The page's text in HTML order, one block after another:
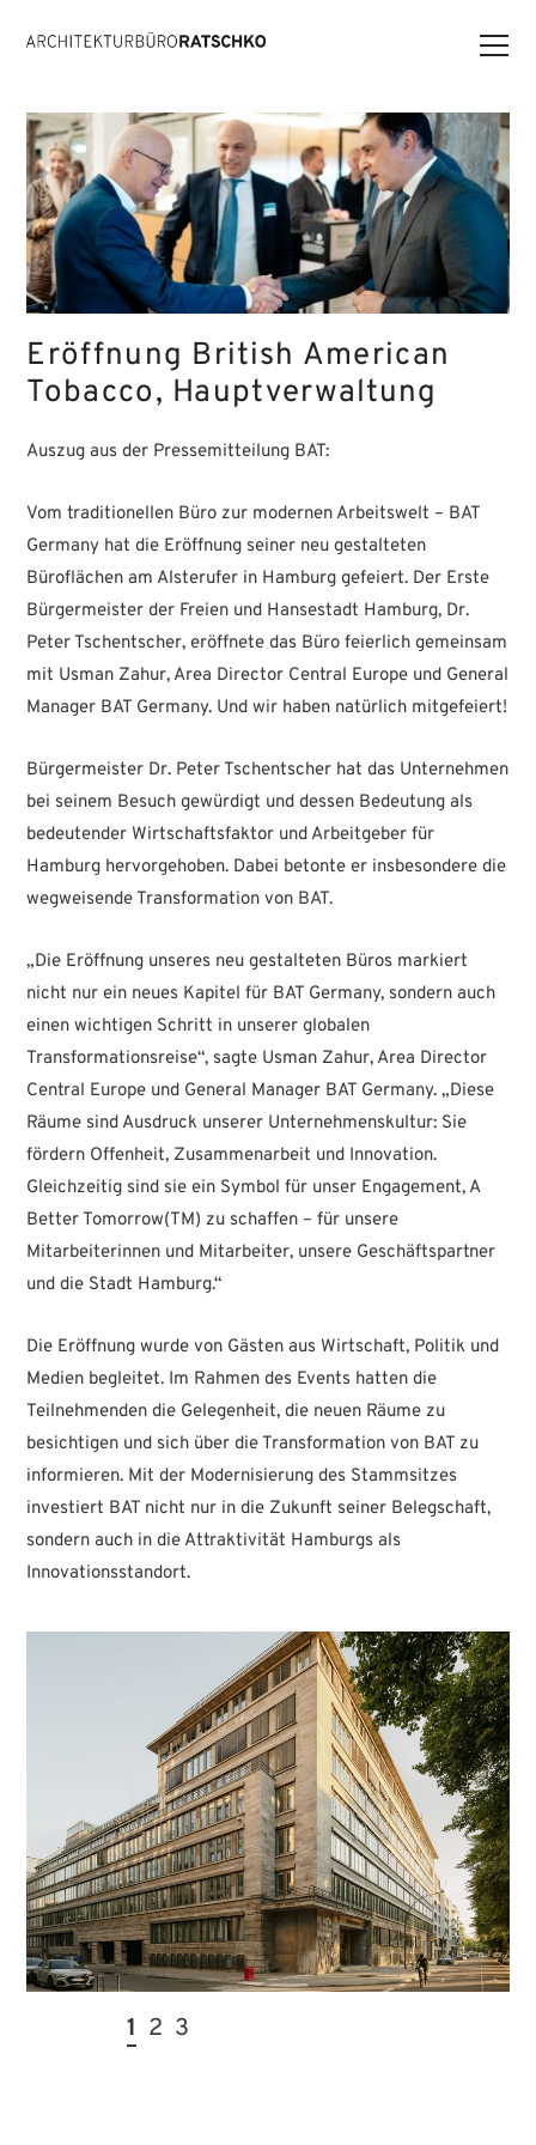
Eröffnung British American
Tobacco, Hauptverwaltung
Auszug aus der Pressemitteilung BAT:
Vom traditionellen Büro zur modernen Arbeitswelt – BAT
Germany hat die Eröffnung seiner neu gestalteten
Büroflächen am Alsterufer in Hamburg gefeiert. Der Erste
Bürgermeister der Freien und Hansestadt Hamburg, Dr.
Peter Tschentscher, eröffnete das Büro feierlich gemeinsam
mit Usman Zahur, Area Director Central Europe und General
Manager BAT Germany. Und wir haben natürlich mitgefeiert!
Bürgermeister Dr. Peter Tschentscher hat das Unternehmen
bei seinem Besuch gewürdigt und dessen Bedeutung als
bedeutender Wirtschaftsfaktor und Arbeitgeber für
Hamburg hervorgehoben. Dabei betonte er insbesondere die
wegweisende Transformation von BAT.
„Die Eröffnung unseres neu gestalteten Büros markiert
nicht nur ein neues Kapitel für BAT Germany, sondern auch
einen wichtigen Schritt in unserer globalen
Transformationsreise“, sagte Usman Zahur, Area Director
Central Europe und General Manager BAT Germany. „Diese
Räume sind Ausdruck unserer Unternehmenskultur: Sie
fördern Offenheit, Zusammenarbeit und Innovation.
Gleichzeitig sind sie ein Symbol für unser Engagement, A
Better Tomorrow(TM) zu schaffen – für unsere
Mitarbeiterinnen und Mitarbeiter, unsere Geschäftspartner
und die Stadt Hamburg.“
Die Eröffnung wurde von Gästen aus Wirtschaft, Politik und
Medien begleitet. Im Rahmen des Events hatten die
Teilnehmenden die Gelegenheit, die neuen Räume zu
besichtigen und sich über die Transformation von BAT zu
informieren. Mit der Modernisierung des Stammsitzes
investiert BAT nicht nur in die Zukunft seiner Belegschaft,
sondern auch in die Attraktivität Hamburgs als
Innovationsstandort.
1 2 3